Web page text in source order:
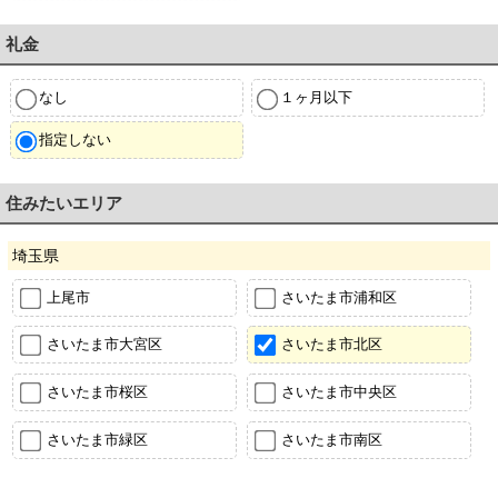
礼金
なし １ヶ月以下
指定しない
住みたいエリア
埼玉県
上尾市 さいたま市浦和区
さいたま市大宮区 さいたま市北区
さいたま市桜区 さいたま市中央区
さいたま市緑区 さいたま市南区